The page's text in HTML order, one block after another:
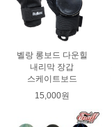
벨랑 롱보드 다운힐
내리막 장갑
스케이트보드
15,000원